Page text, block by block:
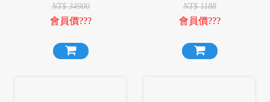
氣 露營 小玩家露營用品
NT$34900
會員價???
層圍布 延伸天幕 露營 野
營
NT$1188
會員價???